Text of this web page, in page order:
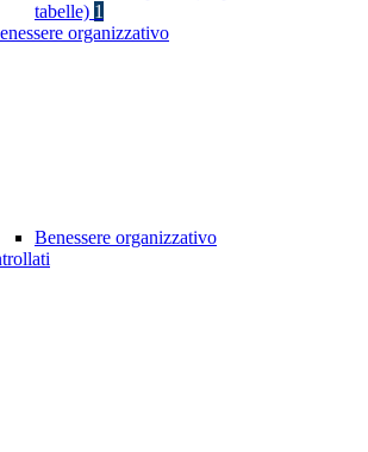
tabelle) 1
organizzativo
Benessere organizzativo